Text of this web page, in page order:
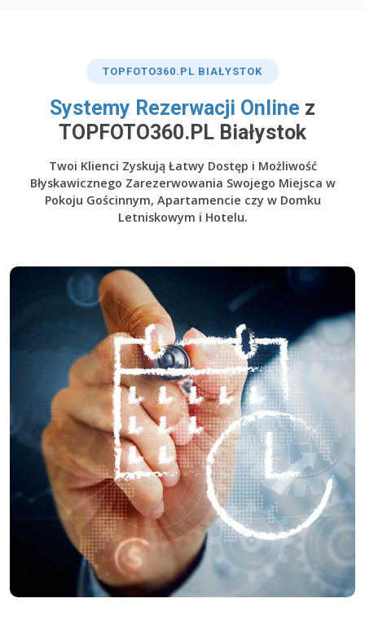
TOP FOTO360.PL BIAŁYSTOK
​Systemy Rezerwacji Online z
TOPFOTO360.PL Białystok
Twoi Klienci Zyskują Łatwy Dostęp i Możliwość
Błyskawicznego Zarezerwowania Swojego Miejsca w
Pokoju Gościnnym, Apartamencie czy w Domku
Letniskowym i Hotelu.